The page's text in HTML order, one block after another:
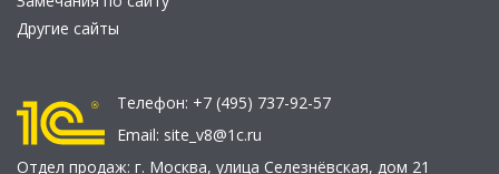
Другие сайты
Телефон: +7 (495) 737-92-57
Email: site_v8@1c.ru
Отдел продаж: г. Москва, улица Селезнёвская, дом 21